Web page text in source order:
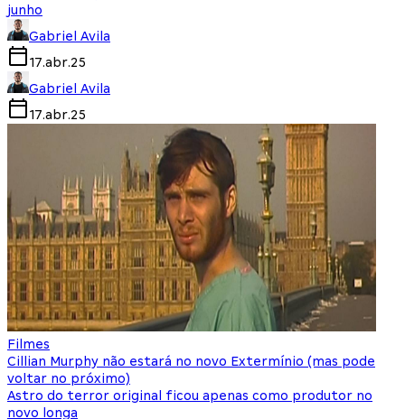
junho
Gabriel Avila
17.abr.25
Gabriel Avila
17.abr.25
Filmes
Cillian Murphy não estará no novo Extermínio (mas pode
voltar no próximo)
Astro do terror original ficou apenas como produtor no
novo longa